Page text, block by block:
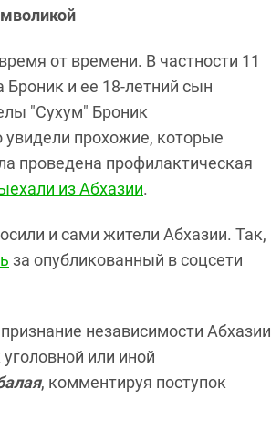
от времени. В частности 11
Броник и ее 18-летний сын
"Сухум" Броник
увидели прохожие, которые
проведена профилактическая
из Абхазии.
и сами жители Абхазии. Так,
за опубликованный в соцсети
независимости Абхазии
или иной
, комментируя поступок